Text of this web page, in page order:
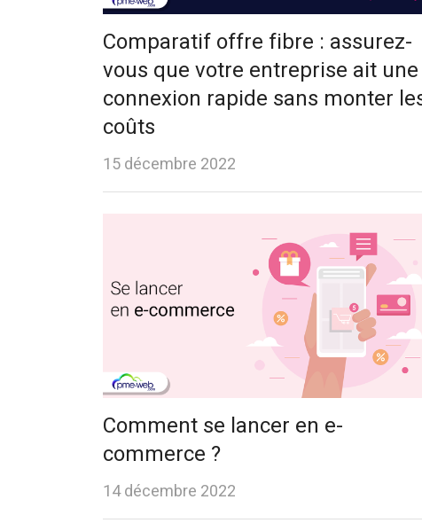
Comparatif offre fibre : assurez-
vous que votre entreprise ait une
connexion rapide sans monter
coûts
15 décembre 2022
Comment se lancer en e-
commerce ?
14 décembre 2022